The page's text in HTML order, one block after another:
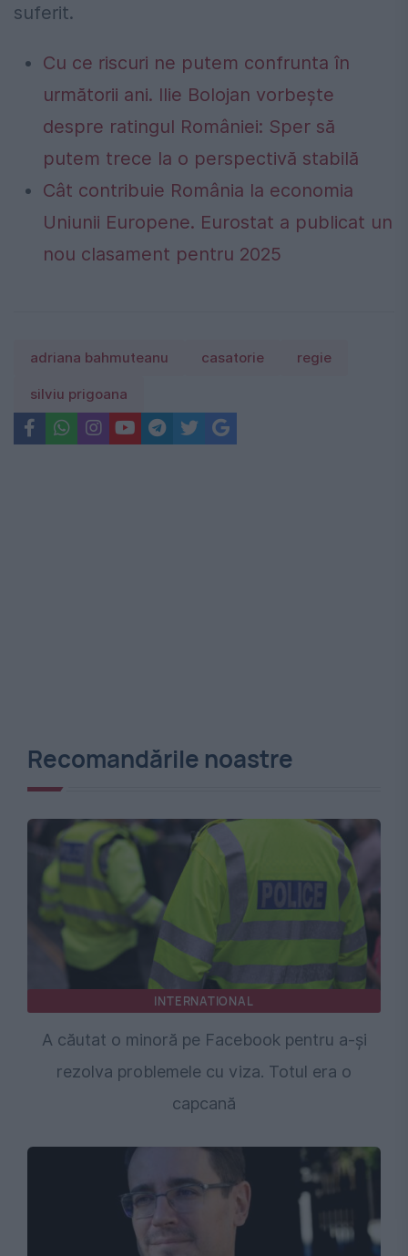
suferit.
Cu ce riscuri ne putem confrunta în
următorii ani. Ilie Bolojan vorbește
despre ratingul României: Sper să
putem trece la o perspectivă stabilă
Cât contribuie România la economia
Uniunii Europene. Eurostat a publicat un
nou clasament pentru 2025
adriana bahmuteanu casatorie regie
silviu prigoana
Recomandările noastre
INTERNATIONAL
A căutat o minoră pe Facebook pentru a-și
rezolva problemele cu viza. Totul era o
capcană